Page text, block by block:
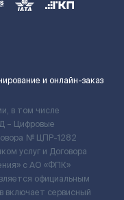
и онлайн-заказ
в том числе
– Цифровые
№ ЦПР-1282
услуг и Договора
c АО «ФПК»
официальным
сервисный